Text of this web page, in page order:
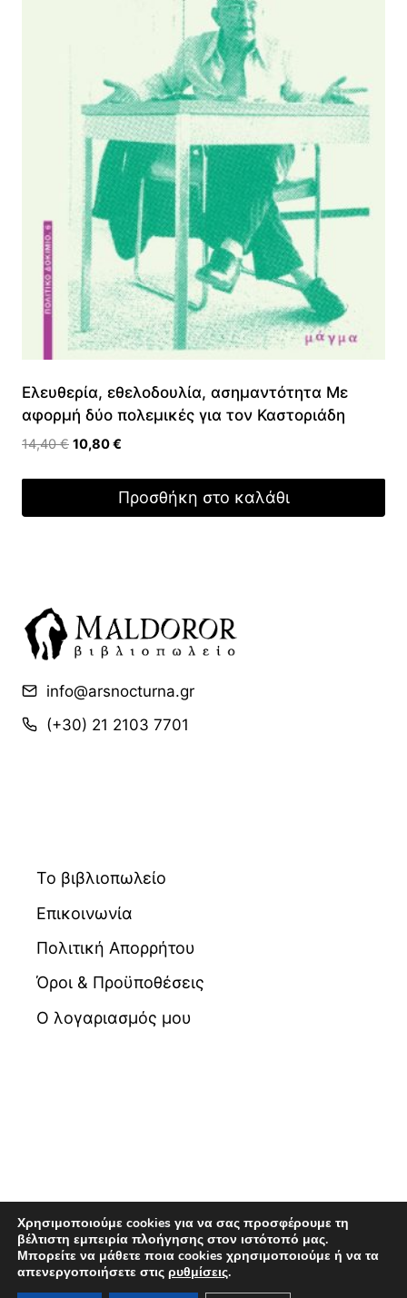
Ελευθερία, εθελοδουλία, ασημαντότητα Με
αφορμή δύο πολεμικές για τον Καστοριάδη
14,40€ Original
14,40 €.
10,80€
είναι:
Προσθήκη στο καλάθι
info@arsnocturna.gr
(+30) 21 2103 7701
Το βιβλιοπωλείο
Επικοινωνία
Πολιτική Απορρήτου
Όροι & Προϋποθέσεις
Ο λογαριασμός μου
© 2026 Βιβλιοπωλείο Maldoror | Powered by
Pixellas
Χρησιμοποιούμε cookies για να σας προσφέρουμε τη
βέλτιστη εμπειρία πλοήγησης στον ιστότοπό μας.
Μπορείτε να μάθετε ποια cookies χρησιμοποιούμε ή να τα
απενεργοποιήσετε στις ρυθμίσεις.